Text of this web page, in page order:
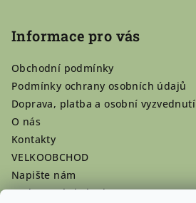
Informace pro vás
Obchodní podmínky
Podmínky ochrany osobních údajů
Doprava, platba a osobní vyzvednutí
O nás
Kontakty
VELKOOBCHOD
Napište nám
Hodnocení obchodu